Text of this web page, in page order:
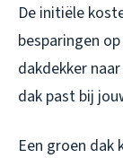
De initiële
besparingen
dakdekker
dak past bij
Een groen dak